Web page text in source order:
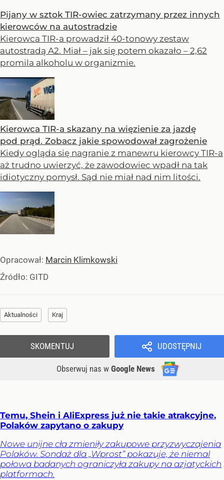
Pijany w sztok TIR-owiec zatrzymany przez innych
kierowców na autostradzie
Kierowca TIR-a prowadził 40-tonowy zestaw
autostradą A2. Miał – jak się potem okazało – 2,62
promila alkoholu w organizmie.
Kierowca TIR-a skazany na więzienie za jazdę
pod prąd. Zobacz jakie spowodował zagrożenie
Kiedy ogląda się nagranie z manewru kierowcy TIR-a
aż trudno uwierzyć, że zawodowiec wpadł na tak
idiotyczny pomysł. Sąd nie miał nad nim litości.
Opracował: Marcin Klimkowski
Źródło: GITD
Aktualności Kraj
UDOSTĘPNIJ
Obserwuj nas w Google News
SKOMENTUJ
Temu, Shein i AliExpress już nie takie atrakcyjne.
Polaków zapytano o zakupy
Nowe unijne cła zmieniły zakupowe przyzwyczajenia
Polaków. Sondaż dla „Wprost” pokazuje, że niemal
połowa badanych ograniczyła zakupy na azjatyckich
platformach.